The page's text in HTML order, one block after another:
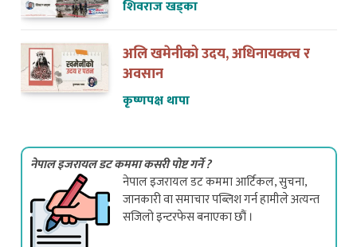
अलि खमेनीको उदय, अधिनायकत्व र
अवसान
कृष्णपक्ष थापा
नेपाल इजरायल डट कममा कसरी पोष्ट गर्ने ?
नेपाल इजरायल डट कममा आर्टिकल, सुचना,
जानकारी वा समाचार पब्लिश गर्न हामीले अत्यन्त
सजिलो इन्टरफेस बनाएका छौं ।